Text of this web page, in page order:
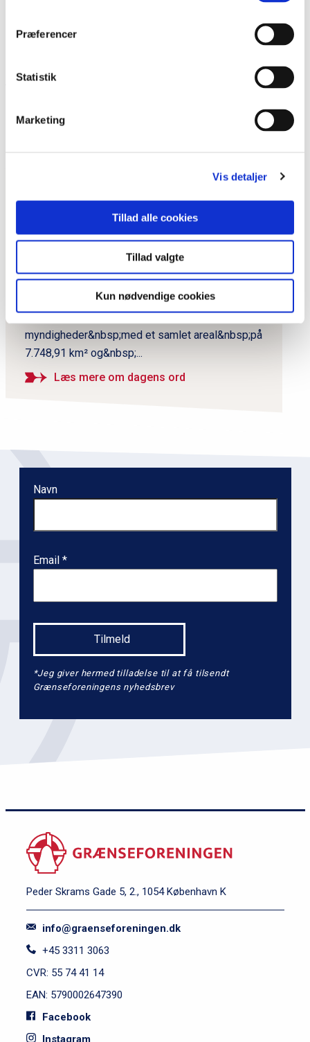
Præferencer
Statistik
Marketing
Vis detaljer
Tillad alle cookies
Tillad valgte
Kun nødvendige cookies
æ
v
Dagens ord
Region Sønderjylland-
Region Sønderjylland-Schleswig blev oprettet i
1997 og er en grænseoverskridende EU-Region
mellem danske og tyske lokale og regionale
myndigheder&nbsp;med et samlet areal&nbsp;på
7.748,91 km² og&nbsp;...
Læs mere om dagens ord
Navn
Email
*Jeg giver hermed tilladelse til at få tilsendt
Grænseforeningens nyhedsbrev
Peder Skrams Gade 5, 2., 1054 København K
info@graenseforeningen.dk
+45 3311 3063
CVR: 55 74 41 14
EAN: 5790002647390
Facebook
Instagram